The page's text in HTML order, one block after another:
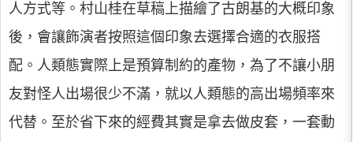
人方式等。村山桂在草稿上描繪了古朗基的大概印象
後，會讓飾演者按照這個印象去選擇合適的衣服搭
配。人類態實際上是預算制約的產物，為了不讓小朋
友對怪人出場很少不滿，就以人類態的高出場頻率來
代替。至於省下來的經費其實是拿去做皮套，一套動